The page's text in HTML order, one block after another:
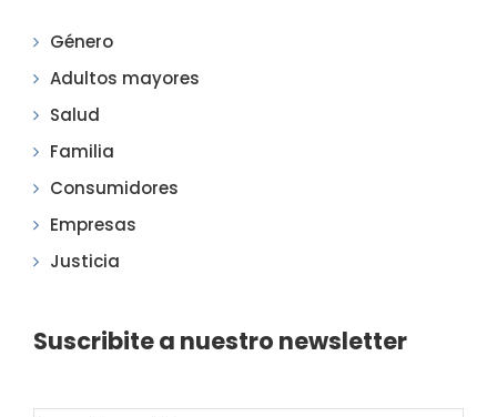
Género
Adultos mayores
Salud
Familia
Consumidores
Empresas
Justicia
Suscribite a nuestro newsletter